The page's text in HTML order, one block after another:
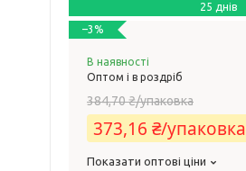
25 днів
–3%
В наявності
Оптом і в роздріб
384,70 ₴/упаковка
373,16 ₴/упаковка
Показати оптові ціни